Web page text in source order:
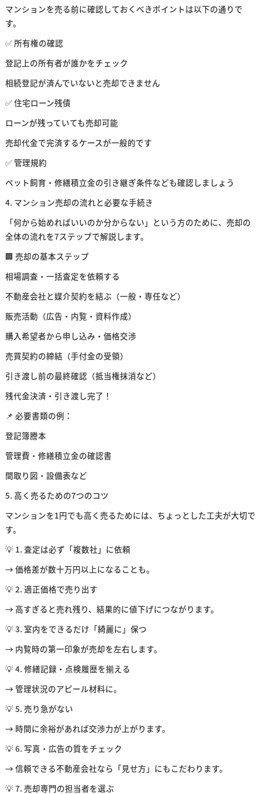
マンションを売る前に確認しておくべきポイントは以下の通りで
す。
✅ 所有権の確認
登記上の所有者が誰かをチェック
相続登記が済んでいないと売却できません
✅ 住宅ローン残債
ローンが残っていても売却可能
売却代金で完済するケースが一般的です
✅ 管理規約
ペット飼育・修繕積立金の引き継ぎ条件なども確認しましょう
4. マンション売却の流れと必要な手続き
「何から始めればいいのか分からない」という方のために、売却の
全体の流れを7ステップで解説します。
🏢 売却の基本ステップ
相場調査・一括査定を依頼する
不動産会社と媒介契約を結ぶ（一般・専任など）
販売活動（広告・内覧・資料作成）
購入希望者から申し込み・価格交渉
売買契約の締結（手付金の受領）
引き渡し前の最終確認（抵当権抹消など）
残代金決済・引き渡し完了！
📌 必要書類の例：
登記簿謄本
管理費・修繕積立金の確認書
間取り図・設備表など
5. 高く売るための7つのコツ
マンションを1円でも高く売るためには、ちょっとした工夫が大切で
す。
💡 1. 査定は必ず「複数社」に依頼
→ 価格差が数十万円以上になることも。
💡 2. 適正価格で売り出す
→ 高すぎると売れ残り、結果的に値下げにつながります。
💡 3. 室内をできるだけ「綺麗に」保つ
→ 内覧時の第一印象が売却を左右します。
💡 4. 修繕記録・点検履歴を揃える
→ 管理状況のアピール材料に。
💡 5. 売り急がない
→ 時間に余裕があれば交渉力が上がります。
💡 6. 写真・広告の質をチェック
→ 信頼できる不動産会社なら「見せ方」にもこだわります。
💡 7. 売却専門の担当者を選ぶ